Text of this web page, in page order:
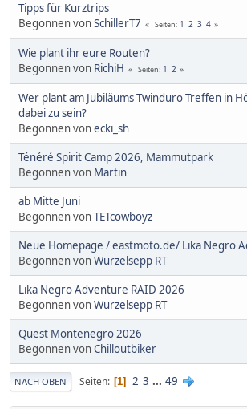
Tipps für Kurztrips
Begonnen vonSchillerT7 Seiten 1 2 3 4
Wie plant ihr eure Routen?
Begonnen von RichiH Seiten 1 2
Wer plant am Jubiläums Twinduro Treffen in
dabei zu sein?
Begonnen vonecki_sh
Ténéré Spirit Camp 2026, Mammutpark
Begonnen von Martin
ab Mitte Juni
Begonnen vonTETcowboyz
Neue Homepage / eastmoto.de/ Lika Negro
Begonnen vonWurzelsepp RT
Lika Negro Adventure RAID 2026
Begonnen vonWurzelsepp RT
Quest Montenegro 2026
Begonnen vonChilloutbiker
NACH OBEN Seiten 1 2 3 ... 49